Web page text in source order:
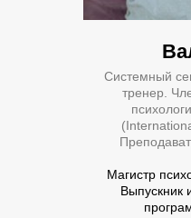
Системный
тренер.
Магистр
Выпускник